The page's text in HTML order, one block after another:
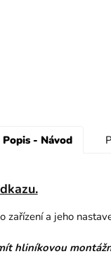
Popis - Návod
a jeho
hliníkovou